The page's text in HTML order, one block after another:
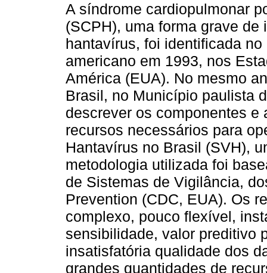
A síndrome cardiopulmonar
(SCPH), uma forma grave de
hantavírus, foi identificada no
americano em 1993, nos
América (EUA). No mesmo
Brasil, no Município paulista
descrever os componentes
recursos necessários para
Hantavírus no Brasil (SVH),
metodologia utilizada foi
de Sistemas de Vigilância,
Prevention (CDC, EUA). Os
complexo, pouco flexível,
sensibilidade, valor preditivo
insatisfatória qualidade dos
grandes quantidades de